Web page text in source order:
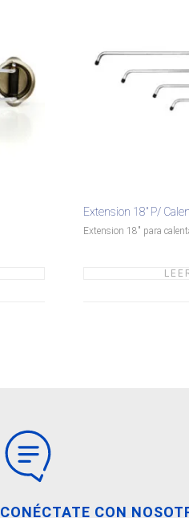
Extension 18″ P/
Extension 18" para
CONÉCTATE CON